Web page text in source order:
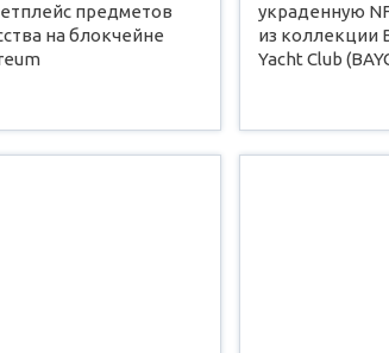
предметов
на блокчейне
украденную
из коллекции
Yacht Club